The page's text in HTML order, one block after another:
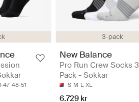
47 48-51
3-pack
New Balance
Pro Run Crew Socks 3
Pack - Sokkar
S M L XL
6.729 kr